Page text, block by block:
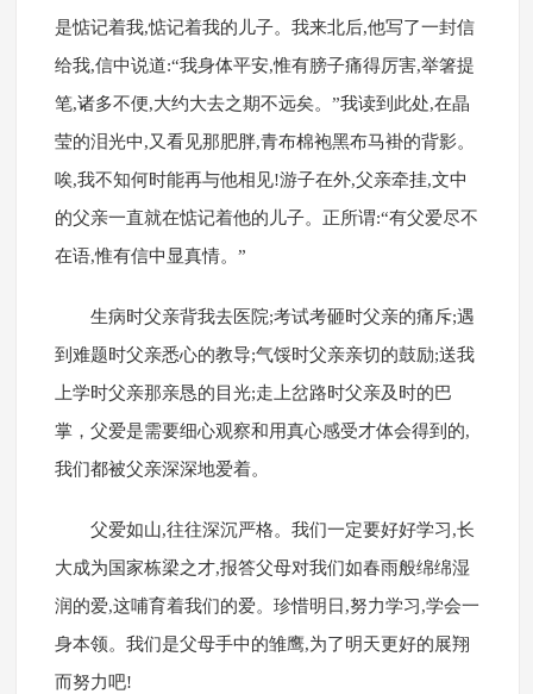
是惦记着我,惦记着我的儿子。我来北后,他写了一封信
给我,信中说道:“我身体平安,惟有膀子痛得厉害,举箸提
笔,诸多不便,大约大去之期不远矣。”我读到此处,在晶
莹的泪光中,又看见那肥胖,青布棉袍黑布马褂的背影。
唉,我不知何时能再与他相见!游子在外,父亲牵挂,文中
的父亲一直就在惦记着他的儿子。正所谓:“有父爱尽不
在语,惟有信中显真情。”
生病时父亲背我去医院;考试考砸时父亲的痛斥;遇
到难题时父亲悉心的教导;气馁时父亲亲切的鼓励;送我
上学时父亲那亲恳的目光;走上岔路时父亲及时的巴
掌，父爱是需要细心观察和用真心感受才体会得到的,
我们都被父亲深深地爱着。
父爱如山,往往深沉严格。我们一定要好好学习,长
大成为国家栋梁之才,报答父母对我们如春雨般绵绵湿
润的爱,这哺育着我们的爱。珍惜明日,努力学习,学会一
身本领。我们是父母手中的雏鹰,为了明天更好的展翔
而努力吧!